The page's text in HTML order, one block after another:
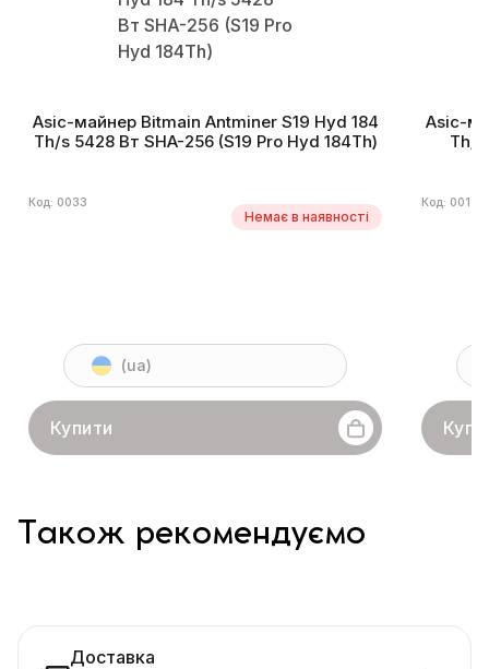
Asic-майнер Bitmain Antminer S19 Hyd 184
Th/s 5428 Вт SHA-256 (S19 Pro Hyd 184Th)
Код: 0033
Немає в наявності
(ua)
Купити
Asic-
Th/s
Код: 0012
Також рекомендуємо
Доставка